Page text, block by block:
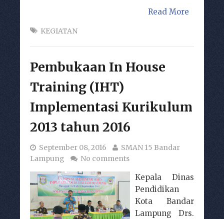
Read More
KEGIATAN
Pembukaan In House
Training (IHT)
Implementasi Kurikulum
2013 tahun 2016
September 08, 2016
SMAN 15 Bandar
Lampung
No comments
Kepala Dinas
Pendidikan
Kota Bandar
Lampung Drs.